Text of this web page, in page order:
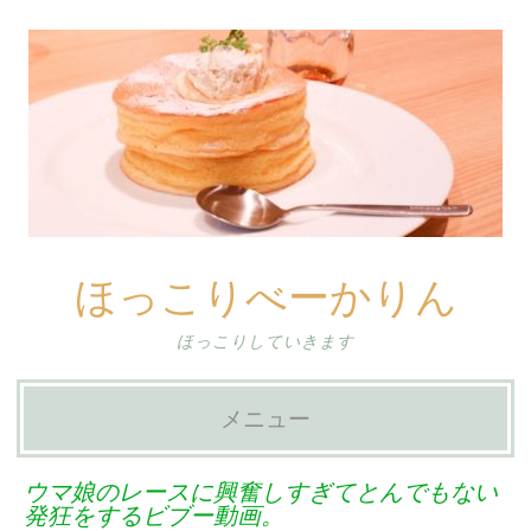
ほっこりべーかりん
ほっこりしていきます
メニュー
ン
ウマ娘のレースに興奮しすぎてとんでもない
発狂をするビブー動画。